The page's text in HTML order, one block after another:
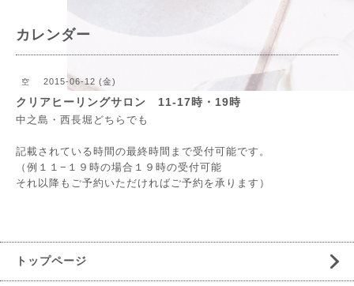
カレンダー
空 2015-06-12 (金)
クリアヒーリングサロン 11-17時・19時
中之島・西長堀どちらでも
記載されている時間の最終時間まで受付可能です。
（例１１−１９時の場合１９時の受付可能
それ以降もご予約いただければご予約を承ります）
トップページ